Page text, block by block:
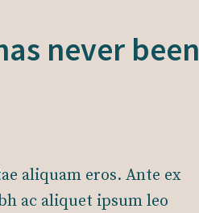
never been
aliquam eros. Ante ex
ac aliquet ipsum leo